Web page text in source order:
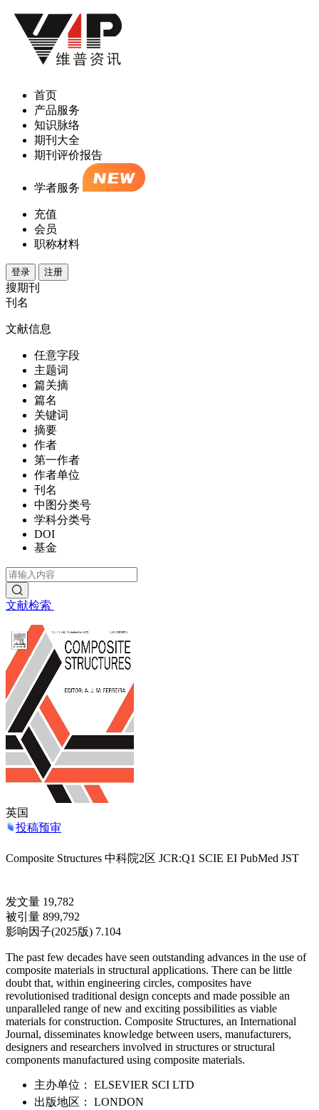
首页
产品服务
知识脉络
期刊大全
期刊评价报告
学者服务
充值
会员
职称材料
登录 注册
搜期刊
刊名
文献信息
任意字段
主题词
篇关摘
篇名
关键词
摘要
作者
第一作者
作者单位
刊名
中图分类号
学科分类号
DOI
基金
文献检索
英国
投稿预审
Composite Structures 中科院2区 JCR:Q1 SCIE EI PubMed JST
发文量 19,782
被引量 899,792
影响因子(2025版) 7.104
The past few decades have seen outstanding advances in the use of
composite materials in structural applications. There can be little
doubt that, within engineering circles, composites have
revolutionised traditional design concepts and made possible an
unparalleled range of new and exciting possibilities as viable
materials for construction. Composite Structures, an International
Journal, disseminates knowledge between users, manufacturers,
designers and researchers involved in structures or structural
components manufactured using composite materials.
主办单位：
ELSEVIER SCI LTD
出版地区：
LONDON